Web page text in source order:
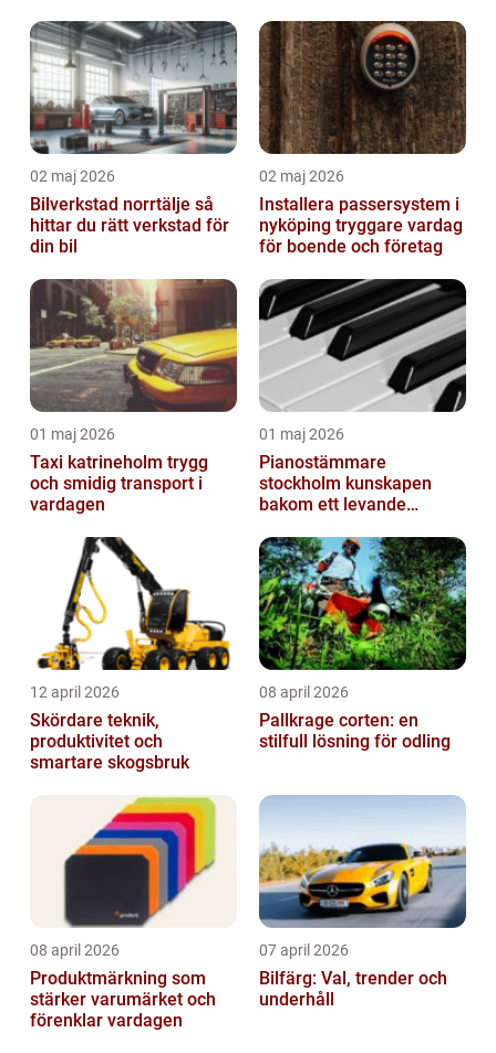
02 maj 2026
Bilverkstad norrtälje så
hittar du rätt verkstad för
din bil
02 maj 2026
Installera passersystem i
nyköping tryggare vardag
för boende och företag
01 maj 2026
Taxi katrineholm trygg
och smidig transport i
vardagen
01 maj 2026
Pianostämmare
stockholm kunskapen
bakom ett levande
12 april 2026
Skördare teknik,
produktivitet och
smartare skogsbruk
08 april 2026
Pallkrage corten: en
stilfull lösning för odling
08 april 2026
Produktmärkning som
stärker varumärket och
förenklar vardagen
07 april 2026
Bilfärg: Val, trender och
underhåll